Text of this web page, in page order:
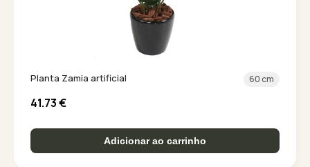
Planta Zamia artificial 60 cm
41.73€
Adicionar ao carrinho